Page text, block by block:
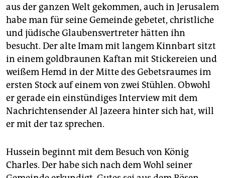
aus der ganzen Welt gekommen, auch in Jerusalem
habe man für seine Gemeinde gebetet, christliche
und jüdische Glaubensvertreter hätten ihn
besucht. Der alte Imam mit langem Kinnbart sitzt
in einem goldbraunen Kaftan mit Stickereien und
weißem Hemd in der Mitte des Gebetsraumes im
ersten Stock auf einem von zwei Stühlen. Obwohl
er gerade ein einstündiges Interview mit dem
Nachrichtensender Al Jazeera hinter sich hat, will
er mit der taz sprechen.
Hussein beginnt mit dem Besuch von König
Charles. Der habe sich nach dem Wohl seiner